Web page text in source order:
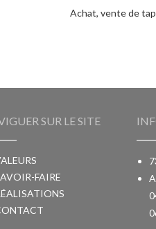
Achat, vente de
SUR LE SITE
FAIRE